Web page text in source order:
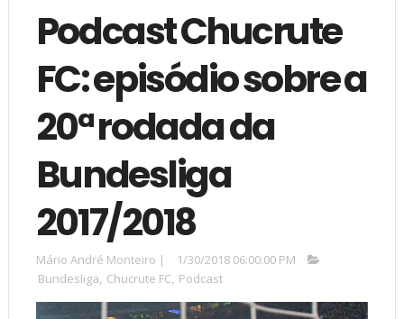
Podcast Chucrute
FC: episódio sobre a
20ª rodada da
Bundesliga
2017/2018
Mário André Monteiro |
1/30/2018 06:00:00 PM
Bundesliga, Chucrute FC, Podcast